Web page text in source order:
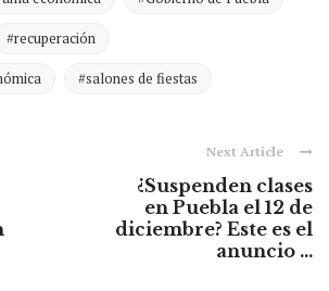
#recuperación
#salones de fiestas
Next Article
¿Suspenden clases
en Puebla el 12 de
diciembre? Este es el
anuncio ...